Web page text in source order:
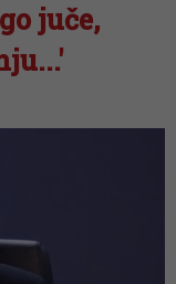
juče,